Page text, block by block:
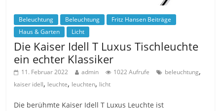
Beleuchtung Beleuchtung
Fritz Hansen Beiträge
Haus & Garten
Licht
Die Kaiser Idell T Luxus Tischleuchte
ein echter Klassiker
11. Februar 2022 admin 1022 Aufrufe beleuchtung,
kaiser idell, leuchte, leuchten, licht
Die berühmte Kaiser Idell T Luxus Leuchte ist